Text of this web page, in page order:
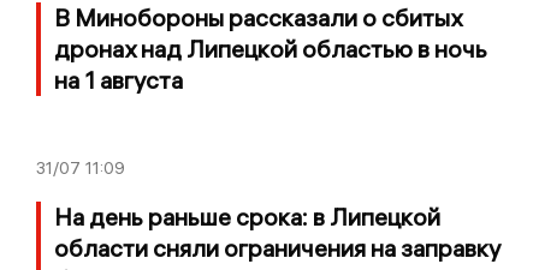
В Минобороны рассказали о сбитых
дронах над Липецкой областью в ночь
на 1 августа
31/07 11:09
На день раньше срока: в Липецкой
области сняли ограничения на заправку